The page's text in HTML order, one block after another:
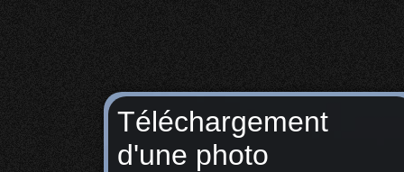
Téléchargement
d'une photo